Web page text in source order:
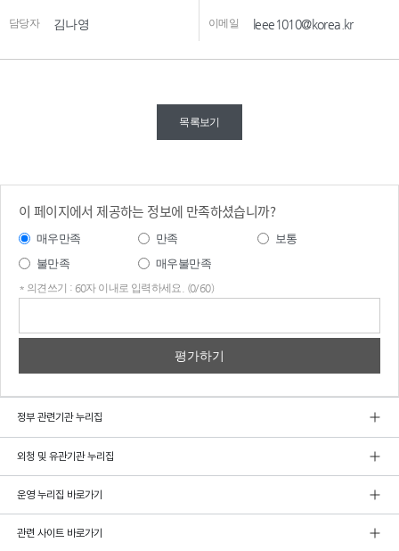
담당자 김나영 이메일 leee1010@korea.kr
목록보기
이 페이지에서 제공하는 정보에 만족하셨습니까?
매우만족 만족
보통
불만족
매우불만족
* 의견쓰기 : 60자 이내로 입력하세요. (0/60)
정부 관련기관 누리집
외청 및 유관기관 누리집
운영 누리집 바로가기
관련 사이트 바로가기